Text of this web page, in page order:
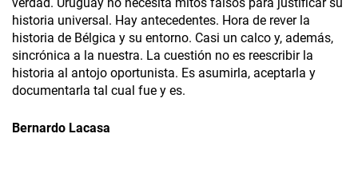
historia universal. Hay antecedentes. Hora de rever la
historia de Bélgica y su entorno. Casi un calco y, además,
sincrónica a la nuestra. La cuestión no es reescribir la
historia al antojo oportunista. Es asumirla, aceptarla y
documentarla tal cual fue y es.
Bernardo Lacasa